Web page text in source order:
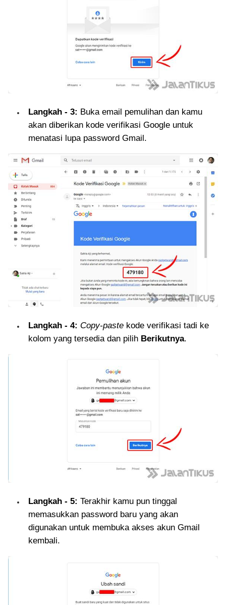
Langkah - 3: Buka email pemulihan dan kamu
akan diberikan kode verifikasi Google untuk
menatasi lupa password Gmail.
Langkah - 4: Copy-paste kode verifikasi tadi ke
kolom yang tersedia dan pilih Berikutnya.
Langkah - 5: Terakhir kamu pun tinggal
memasukkan password baru yang akan
digunakan untuk membuka akses akun Gmail
kembali.